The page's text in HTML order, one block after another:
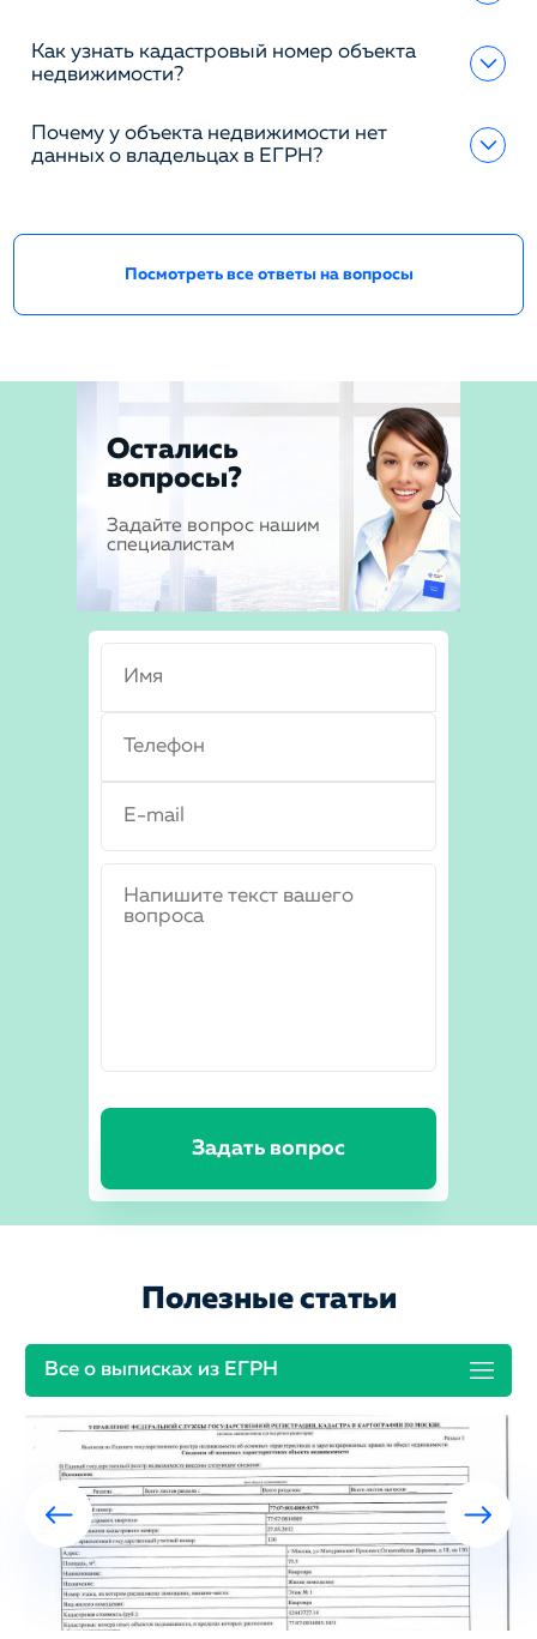
Как узнать кадастровый номер объекта
недвижимости?
Почему у объекта недвижимости нет
данных о владельцах в ЕГРН?
Посмотреть все ответы на вопросы
Остались
вопросы?
Задайте вопрос нашим
специалистам
Задать вопрос
Полезные статьи
Все о выписках из ЕГРН